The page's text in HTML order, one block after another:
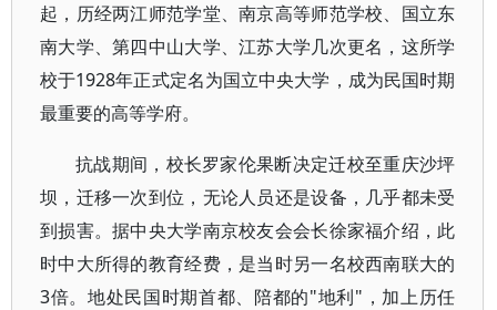
起，历经两江师范学堂、南京高等师范学校、国立东
南大学、第四中山大学、江苏大学几次更名，这所学
校于1928年正式定名为国立中央大学，成为民国时期
最重要的高等学府。
抗战期间，校长罗家伦果断决定迁校至重庆沙坪
坝，迁移一次到位，无论人员还是设备，几乎都未受
到损害。据中央大学南京校友会会长徐家福介绍，此
时中大所得的教育经费，是当时另一名校西南联大的
3倍。地处民国时期首都、陪都的"地利"，加上历任